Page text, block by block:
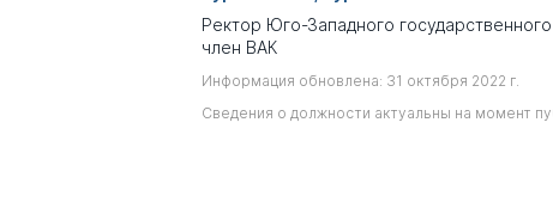
Ректор Юго-Западного
член ВАК
Информация обновлена: 31 октября 2022 г.
Сведения о должности актуальны на момент